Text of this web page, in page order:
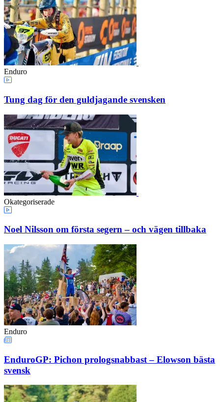
Enduro
Tung dag för den guldjagande svensken
Okategoriserade
Noel Nilsson om första segern – och vägen tillbaka
Enduro
EnduroGP: Pichon prologsnabbast – Elowson bästa
svensk